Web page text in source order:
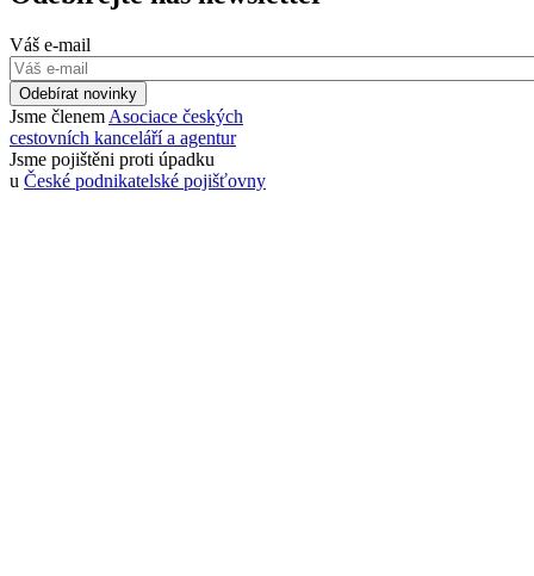
Váš e-mail
Odebírat novinky
Jsme členem Asociace českých
cestovních kanceláří a agentur
Jsme pojištěni proti úpadku
u České podnikatelské pojišťovny